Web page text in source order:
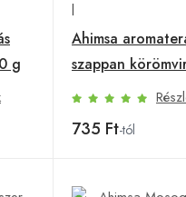
g
|
Ahimsa
szappan
g
735 Ft-tól